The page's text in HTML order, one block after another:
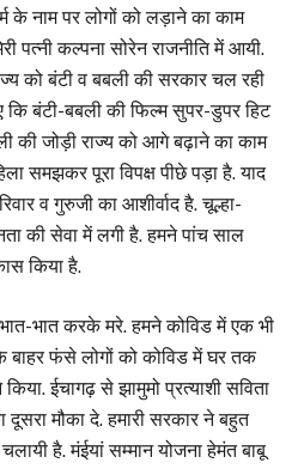
के नाम पर लोगों को लड़ाने का काम
पत्नी कल्पना सोरेन राजनीति में आयी.
को बंटी व बबली की सरकार चल रही
कि बंटी-बबली की फिल्म सुपर-डुपर हिट
की जोड़ी राज्य को आगे बढ़ाने का काम
समझकर पूरा विपक्ष पीछे पड़ा है. याद
व गुरुजी का आशीर्वाद है. चूल्हा-
की सेवा में लगी है. हमने पांच साल
किया है.
भात करके मरे. हमने कोविड में एक भी
बाहर फंसे लोगों को कोविड में घर तक
ईचागढ़ से झामुमो प्रत्याशी सविता
मौका दे. हमारी सरकार ने बहुत
है. मंईयां सम्मान योजना हेमंत बाबू